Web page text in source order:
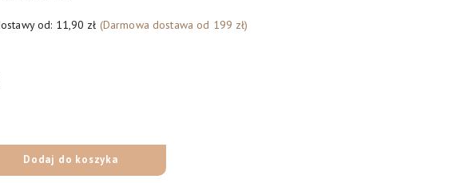
od: 11,90 zł (Darmowa dostawa od 199 zł)
Dodaj do koszyka